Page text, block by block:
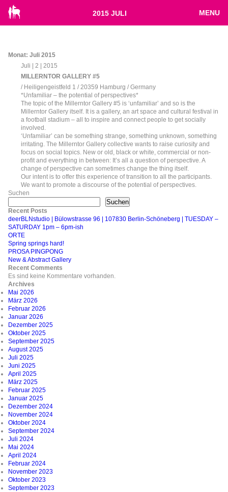
2015 JULI MENU
Monat: Juli 2015
Juli | 2 | 2015
MILLERNTOR GALLERY #5
/ Heiligengeistfeld 1 / 20359 Hamburg / Germany
*Unfamiliar – the potential of perspectives*
The topic of the Millerntor Gallery #5 is ‘unfamiliar’ and so is the
Millerntor Gallery itself. It is a gallery, an art space and cultural festival in
a football stadium – all to inspire and connect people to get socially
involved.
‘Unfamiliar’ can be something strange, something unknown, something
irritating. The Millerntor Gallery collective wants to raise curiosity and
focus on social topics. New or old, black or white, commercial or non-
profit and everything in between: It’s all a question of perspective. A
change of perspective can sometimes change the thing itself.
Our intent is to offer this experience of transition to all the participants.
We want to promote a discourse of the potential of perspectives.
Suchen
Suchen
Recent Posts
deerBLNstudio | Bülowstrasse 96 | 107830 Berlin-Schöneberg | TUESDAY –
SATURDAY 1pm – 6pm-ish
ORTE
Spring springs hard!
PROSA PINGPONG
New & Abstract Gallery
Recent Comments
Es sind keine Kommentare vorhanden.
Archives
Mai 2026
März 2026
Februar 2026
Januar 2026
Dezember 2025
Oktober 2025
September 2025
August 2025
Juli 2025
Juni 2025
April 2025
März 2025
Februar 2025
Januar 2025
Dezember 2024
November 2024
Oktober 2024
September 2024
Juli 2024
Mai 2024
April 2024
Februar 2024
November 2023
Oktober 2023
September 2023